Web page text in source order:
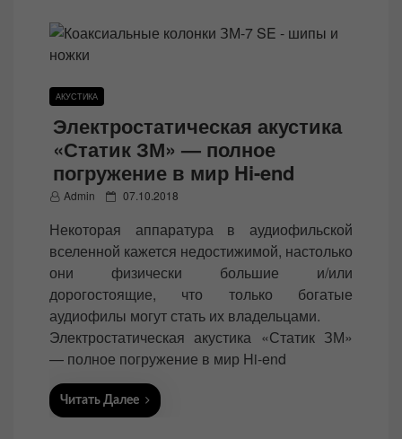
АКУСТИКА
Электростатическая акустика
«Статик ЗМ» — полное
погружение в мир Hi-end
Admin
P
s
t
e
d
o
n
07.10.2018
Некоторая аппаратура в аудиофильской
вселенной кажется недостижимой, настолько
они физически большие и/или
дорогостоящие, что только богатые
аудиофилы могут стать их владельцами.
Электростатическая акустика «Статик ЗМ»
— полное погружение в мир Hi-end
Читать Далее